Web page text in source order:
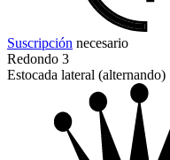
Suscripción necesario
Redondo 3
Estocada lateral (alternando)